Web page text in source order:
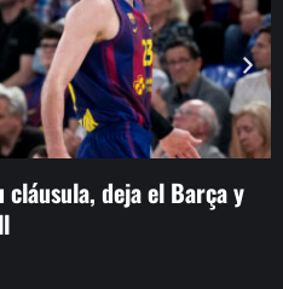
cláusula, deja el Barça y